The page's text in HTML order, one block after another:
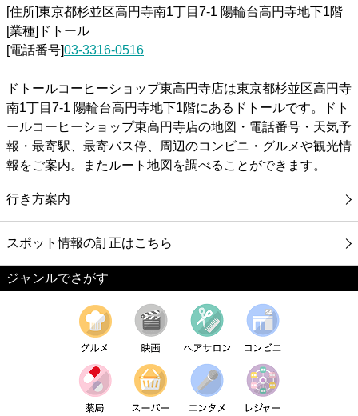
[住所]東京都杉並区高円寺南1丁目7-1 陽輪台高円寺地下1階
[業種]ドトール
[電話番号]03-3316-0516
ドトールコーヒーショップ東高円寺店は東京都杉並区高円寺
南1丁目7-1 陽輪台高円寺地下1階にあるドトールです。ドト
ールコーヒーショップ東高円寺店の地図・電話番号・天気予
報・最寄駅、最寄バス停、周辺のコンビニ・グルメや観光情
報をご案内。またルート地図を調べることができます。
行き方案内
スポット情報の訂正はこちら
ジャンルでさがす